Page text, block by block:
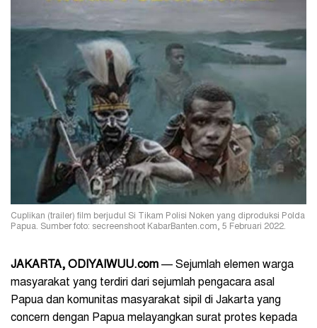
Cuplikan (trailer) film berjudul Si Tikam Polisi Noken yang diproduksi Polda
Papua. Sumber foto: secreenshoot KabarBanten.com, 5 Februari 2022.
JAKARTA, ODIYAIWUU.com — Sejumlah elemen warga
masyarakat yang terdiri dari sejumlah pengacara asal
Papua dan komunitas masyarakat sipil di Jakarta yang
concern dengan Papua melayangkan surat protes kepada